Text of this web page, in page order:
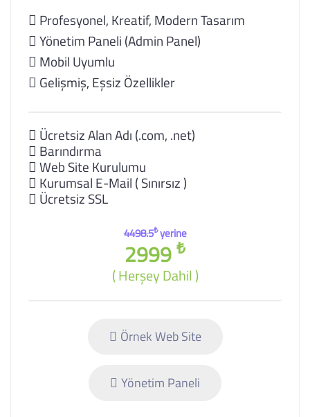
Profesyonel, Kreatif, Modern Tasarım
Yönetim Paneli (Admin Panel)
Mobil Uyumlu
Gelişmiş, Eşsiz Özellikler
Ücretsiz Alan Adı (.com, .net)
Barındırma
Web Site Kurulumu
Kurumsal E-Mail ( Sınırsız )
Ücretsiz SSL
4498.5₺yerine
2999 ₺
( Herşey Dahil )
Örnek Web Site
Yönetim Paneli